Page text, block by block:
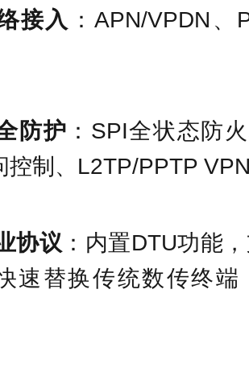
接入 ：APN/VPDN
防护 ：SPI全状态防
控制、L2TP/PPTP
协议 ：内置DTU功能
速替换传统数传终端